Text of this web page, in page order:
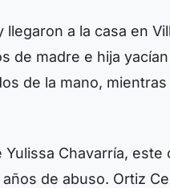
a la casa en
de madre e hija
de la mano, mientras
Chavarría, este
de abuso. Ortiz